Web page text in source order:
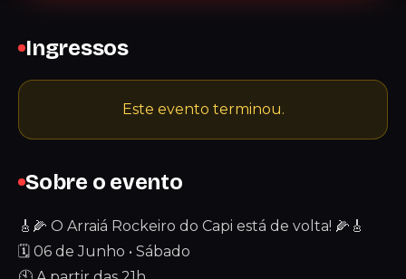
Sobre o evento
🎸🌽 O Arraiá Rockeiro do Capi está de volta! 🌽🎸
🗓️ 06 de Junho • Sábado
Ingressos
Este evento terminou.